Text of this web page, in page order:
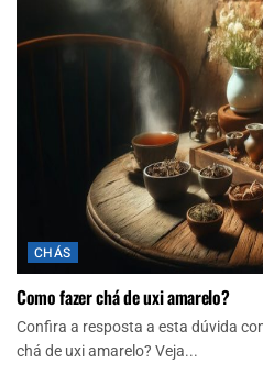
CHÁS
Como fazer chá de uxi amarelo?
Confira a resposta a esta dúvida
chá de uxi amarelo? Veja...